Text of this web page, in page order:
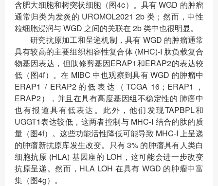
含肥大细胞和树突状细胞（图4c）。具有 WGD 的肿瘤
通常归类为发炎的 UROMOL2021 2b 类；然而，中性
粒细胞浸润与 WGD 之间的关联在 2b 类中也很明显。
研究抗原加工和呈递机制，具有 WGD 的肿瘤通常
具有较高的主要组织相容性复合体 (MHC)-I 肽负载复合
物基因表达，但肽修剪基因ERAP1和ERAP2的表达较
低（图4f）。在 MIBC 中也观察到具有 WGD 的肿瘤中
ERAP1 / ERAP2的低表达（TCGA 16；ERAP1，
ERAP2），并且在具有高度基因组不稳定性的 肺癌中
也有报道具有低表达。此外，他们发现TAPBPL和
UGGT1表达较低，这两者控制与 MHC-I 结合的肽的质
量（图4f）。这些功能活性降低可能导致 MHC-I 上呈递
的肿瘤新抗原库发生改变。只有 3% 的肿瘤具有人类白
细胞抗原 (HLA) 基因座的 LOH，这可能会进一步改变
抗原呈递。然而，HLA LOH 在具有 WGD 的肿瘤中富
集（图4g）。